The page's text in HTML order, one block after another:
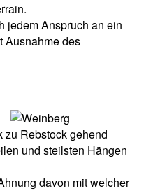
jedem Anspruch an ein
Ausnahme des
zu Rebstock gehend
und steilsten Hängen
davon mit welcher